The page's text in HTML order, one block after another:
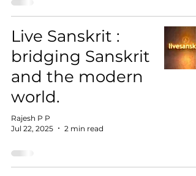
Live Sanskrit :
bridging Sanskrit
and the modern
world.
Rajesh P P
Jul 22, 2025
2 min read